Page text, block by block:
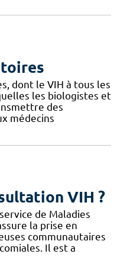
dont le VIH à tous les
les biologistes et
des
médecins
VIH ?
service de Maladies
la prise en
communautaires
Il est a